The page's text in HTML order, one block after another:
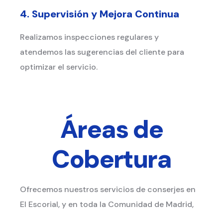
4. Supervisión y Mejora Continua
Realizamos inspecciones regulares y
atendemos las sugerencias del cliente para
optimizar el servicio.
Áreas de
Cobertura
Ofrecemos nuestros servicios de conserjes en
El Escorial, y en toda la Comunidad de Madrid,